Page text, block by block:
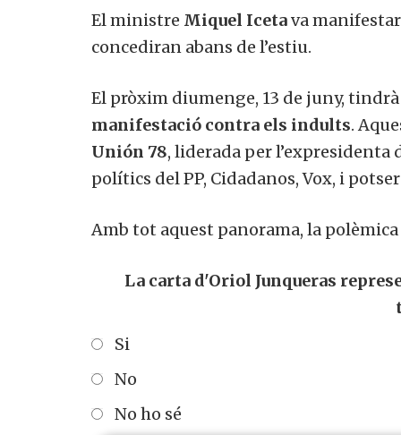
El ministre Miquel Icetava manifestar
concediran abans de l’estiu.
El pròxim diumenge, 13 de juny,
manifestació contra els indults.
Unión 78, liderada per l’expresidenta
polítics del PP, Cidadanos, Vox, i
Amb tot aquest panorama, la polèmica
La carta d'Oriol Junqueras
Si
No
No ho sé